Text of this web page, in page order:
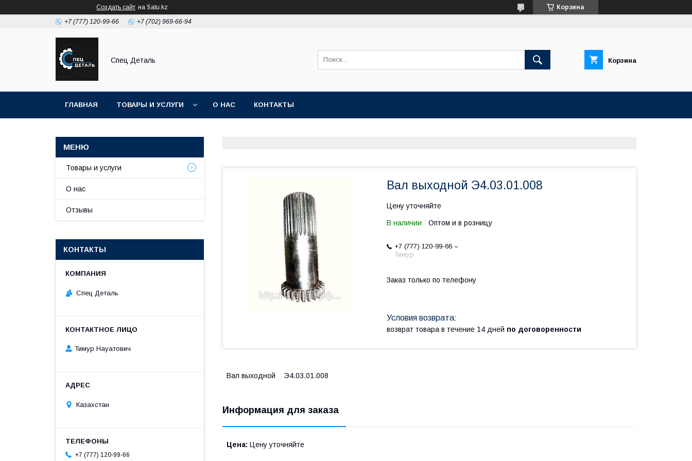
Создать сайт на Satu.kz Корзина
+7 (777) 120-99-66 +7 (702) 969-66-94
Спец Деталь Корзина
ГЛАВНАЯ ТОВАРЫ И УСЛУГИ О НАС КОНТАКТЫ
Вал выходной Э4.03.01.008
Цену уточняйте
В наличии Оптом и в розницу
+7 (777) 120-99-66
Тимур
Заказ только по телефону
возврат товара в течение 14 дней по договоренности
Вал выходной Э4.03.01.008
Информация для заказа
Цена: Цену уточняйте
Товары и услуги
О нас
Отзывы
КОНТАКТЫ
Спец Деталь
Тимур Науатович
Казахстан
+7 (777) 120-99-66